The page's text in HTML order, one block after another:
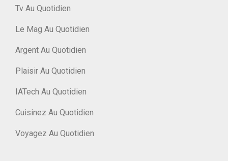
Tv Au Quotidien
Le Mag Au Quotidien
Argent Au Quotidien
Plaisir Au Quotidien
IATech Au Quotidien
Cuisinez Au Quotidien
Voyagez Au Quotidien